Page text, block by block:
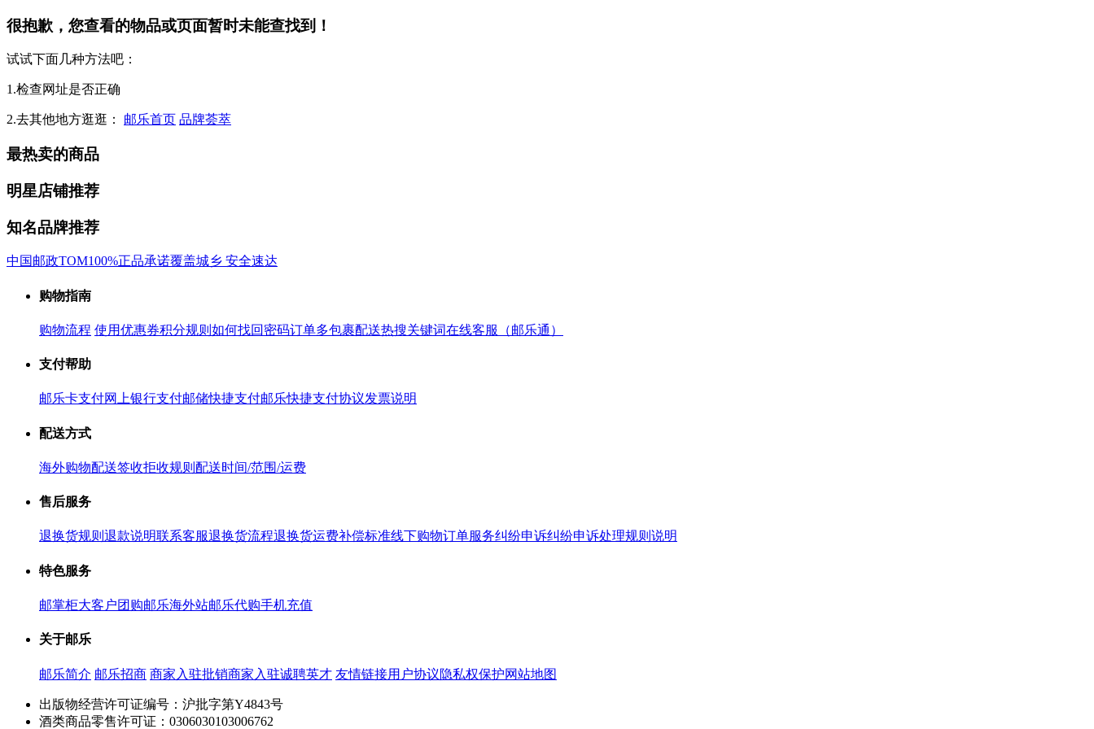
很抱歉，您查看的物品或页面暂时未能查找到！
试试下面几种方法吧：
1.检查网址是否正确
2.去其他地方逛逛： 邮乐首页 品牌荟萃
最热卖的商品
明星店铺推荐
知名品牌推荐
中国邮政TOM100%正品承诺覆盖城乡 安全速达
购物指南
购物流程 使用优惠券积分规则 如何找回密码订单多包裹配送热搜关键词在线客服（邮乐通）
支付帮助
邮乐卡支付网上银行支付邮储快捷支付邮乐快捷支付协议发票说明
配送方式
海外购物配送签收拒收规则 配送时间/范围/运费
售后服务
退换货规则 退款说明联系客服退换货流程退换货运费补偿标准线下购物订单服务纠纷申诉纠纷申诉处理规则说明
特色服务
邮掌柜大客户团购邮乐海外站邮乐代购手机充值
关于邮乐
邮乐简介 邮乐招商 商家入驻批销商家入驻诚聘英才 友情链接用户协议隐私权保护网站地图
出版物经营许可证编号：沪批字第Y4843号
酒类商品零售许可证：0306030103006762